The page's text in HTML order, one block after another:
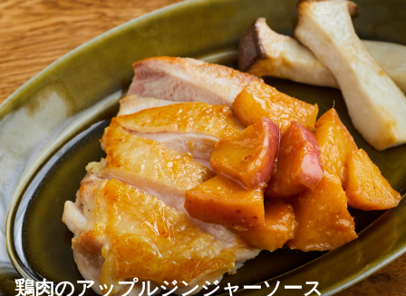
鶏肉のアップルジンジャーソース